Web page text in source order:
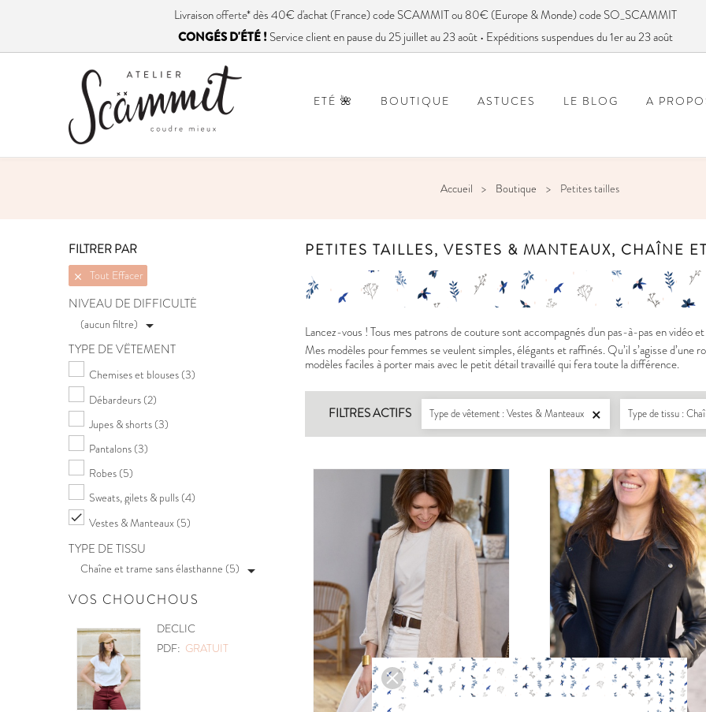
Livraisonofferte* dès 40€ d'achat (France) code SCAMMIT ou 80€ (Europe & Monde) code SO_SCAMMIT
CONGÉS D'ÉTÉ ! Service client en pause du 25 juillet au 23 août • Expéditions suspendues du 1er au 23 août
ETÉ 🌺 BOUTIQUE ASTUCES LE BLOG A
Accueil Boutique Petites tailles
FILTRER PAR
 Tout Effacer
NIVEAU DE DIFFICULTÉ
(aucun filtre) 
TYPE DE VÊTEMENT
Chemises et blouses (3)
Débardeurs (2)
Jupes & shorts (3)
Pantalons (3)
Robes (5)
Sweats, gilets & pulls (4)
 Vestes & Manteaux (5)
TYPE DE TISSU
Chaîne et trame sans élasthanne (5) 
VOS CHOUCHOUS
POCHETTE
PDF: GRATUIT
LISERON
PDF:
12,90 €
POCHETTE: 17,90 €
ZEPHIR
PDF:
11,40 €
POCHETTE:
PETITES TAILLES, VESTES & MANTEAUX, CHAÎNE
Lancez-vous ! Tous mes patrons de couture sont accompagnés d'un pas-à-pas en vidéo
Mes modèles pour femmes se veulent simples, élégants et raffinés. Qu’il s’agisse d’une
modèles faciles à porter mais avec le petit détail travaillé qui fera toute la différence.
FILTRES ACTIFS Type de vêtement : Vestes & Manteaux  Type de tissu :